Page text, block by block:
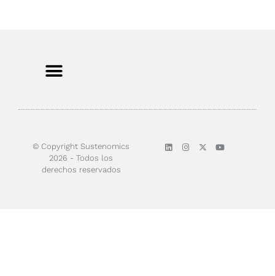
© Copyright Sustenomics
2026 - Todos los
derechos reservados